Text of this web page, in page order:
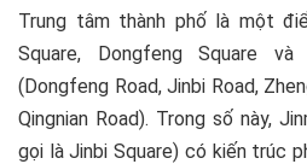
Trung tâm thành phố là một
Square, Dongfeng Square
(Dongfeng Road, Jinbi Road,
Qingnian Road). Trong số này,
gọi là Jinbi Square) có kiến trúc